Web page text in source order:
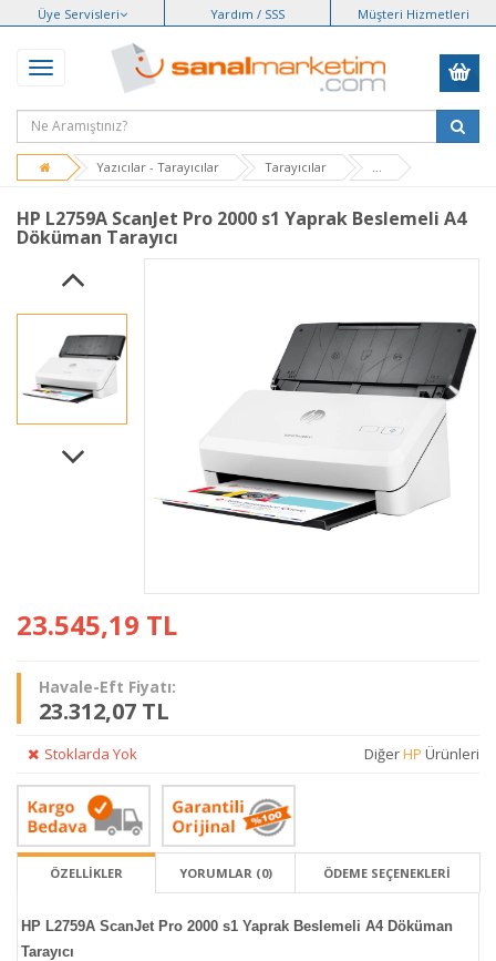
Üye Servisleri Yardım / SSS Müşteri Hizmetleri
Yazıcılar - Tarayıcılar Tarayıcılar
HP L2759A ScanJet Pro 2000 s1 Yaprak Beslemeli A4
Döküman Tarayıcı
23.545,19 TL
Havale-Eft Fiyatı:
23.312,07 TL
Stoklarda Yok DiğerHP Ürünleri
ÖZELLİKLER YORUMLAR (0) ÖDEME SEÇENEKLERI
HP L2759A ScanJet Pro 2000 s1 Yaprak Beslemeli A4 Döküman
Tarayıcı